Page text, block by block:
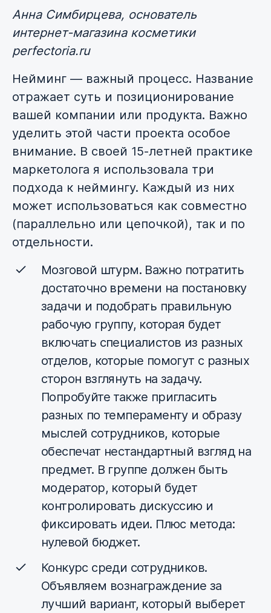
Анна Симбирцева, основатель
интернет-магазина косметики
perfectoria.ru
Нейминг — важный процесс. Название
отражает суть и позиционирование
вашей компании или продукта. Важно
уделить этой части проекта особое
внимание. В своей 15-летней практике
маркетолога я использовала три
подхода к неймингу. Каждый из них
может использоваться как совместно
(параллельно или цепочкой), так и по
отдельности.
Мозговой штурм. Важно потратить
достаточно времени на постановку
задачи и подобрать правильную
рабочую группу, которая будет
включать специалистов из разных
отделов, которые помогут с разных
сторон взглянуть на задачу.
Попробуйте также пригласить
разных по темпераменту и образу
мыслей сотрудников, которые
обеспечат нестандартный взгляд на
предмет. В группе должен быть
модератор, который будет
контролировать дискуссию и
фиксировать идеи. Плюс метода:
нулевой бюджет.
Конкурс среди сотрудников.
Объявляем вознаграждение за
лучший вариант, который выберет